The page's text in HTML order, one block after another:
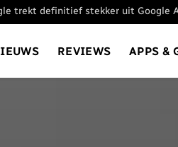
trekt definitief stekker uit Google
REVIEWS APPS &